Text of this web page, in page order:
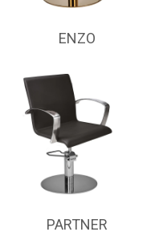
ENZO
PARTNER